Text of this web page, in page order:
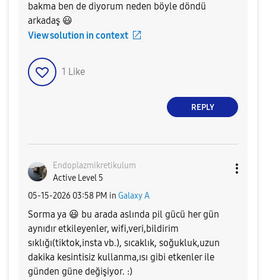
bakma ben de diyorum neden böyle döndü
arkadaş 😃
View solution in context
1 Like
REPLY
Endoplazmikretikulum
Active Level 5
‎05-15-2026 03:58 PM in Galaxy A
Sorma ya 😃 bu arada aslında pil gücü her gün
aynıdır etkileyenler, wifi,veri,bildirim
sıklığı(tiktok,insta vb.), sıcaklık, soğukluk,uzun
dakika kesintisiz kullanma,ısı gibi etkenler ile
günden güne değişiyor. :)